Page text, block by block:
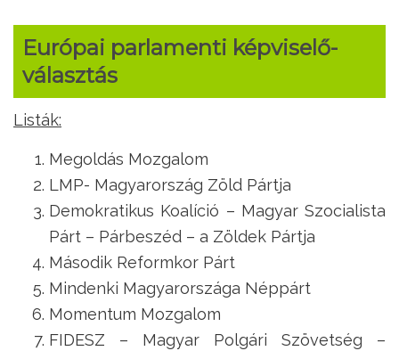
Európai parlamenti képviselő-
választás
Listák:
Megoldás Mozgalom
LMP- Magyarország Zöld Pártja
Demokratikus Koalíció – Magyar Szocialista
Párt – Párbeszéd – a Zöldek Pártja
Második Reformkor Párt
Mindenki Magyarországa Néppárt
Momentum Mozgalom
FIDESZ – Magyar Polgári Szövetség –